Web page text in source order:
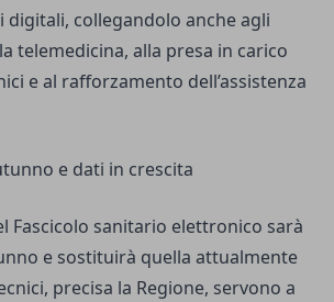
digitali, collegandolo anche agli
telemedicina, alla presa in carico
e al rafforzamento dell’assistenza
e dati in crescita
Fascicolo sanitario elettronico sarà
e sostituirà quella attualmente
precisa la Regione, servono a